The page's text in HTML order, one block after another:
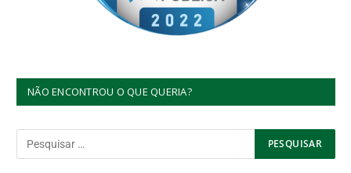
NÃO ENCONTROU O QUE QUERIA?